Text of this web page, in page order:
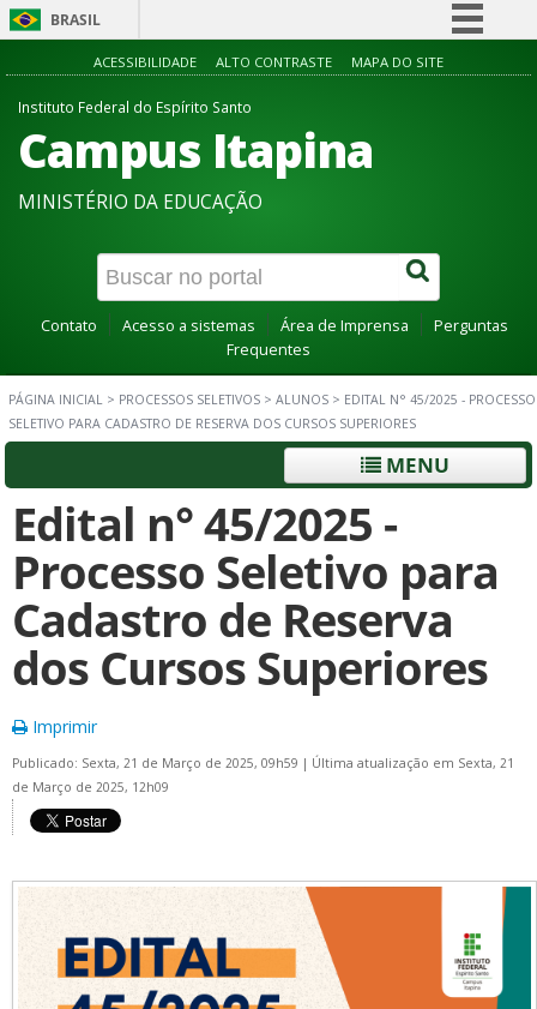
BRASIL
Simplifique!
Acesso à informação
Canais
ACESSIBILIDADE ALTO CONTRASTE MAPA DO SITE
Instituto Federal do Espírito Santo
Campus Itapina
MINISTÉRIO DA EDUCAÇÃO
Contato Acesso a sistemas Área de Imprensa
Perguntas
Frequentes
PÁGINA INICIAL > PROCESSOS SELETIVOS > ALUNOS > EDITAL N° 45/2025 - PROCESSO
SELETIVO PARA CADASTRO DE RESERVA DOS CURSOS SUPERIORES
MENU
Edital n° 45/2025 -
Processo Seletivo para
Cadastro de Reserva
dos Cursos Superiores
Imprimir
Publicado: Sexta, 21 de Março de 2025, 09h59 | Última atualização em Sexta, 21
de Março de 2025, 12h09